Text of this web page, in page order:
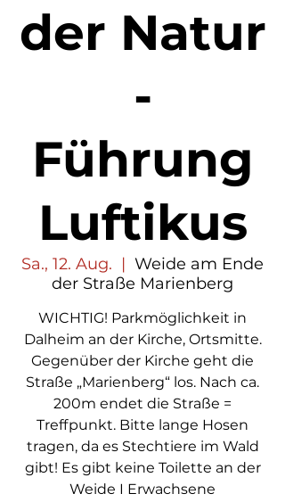
der Natur
-
Führung
Luftikus
Sa., 12. Aug.
  |
Weide am Ende
der Straße Marienberg
WICHTIG! Parkmöglichkeit in
Dalheim an der Kirche, Ortsmitte.
Gegenüber der Kirche geht die
Straße „Marienberg“ los. Nach ca.
200m endet die Straße =
Treffpunkt. Bitte lange Hosen
tragen, da es Stechtiere im Wald
gibt! Es gibt keine Toilette an der
Weide I Erwachsene